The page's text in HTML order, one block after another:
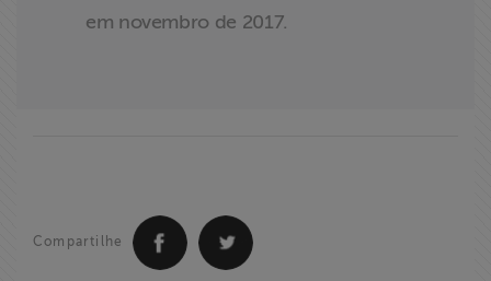
em novembro de 2017.
Compartilhe